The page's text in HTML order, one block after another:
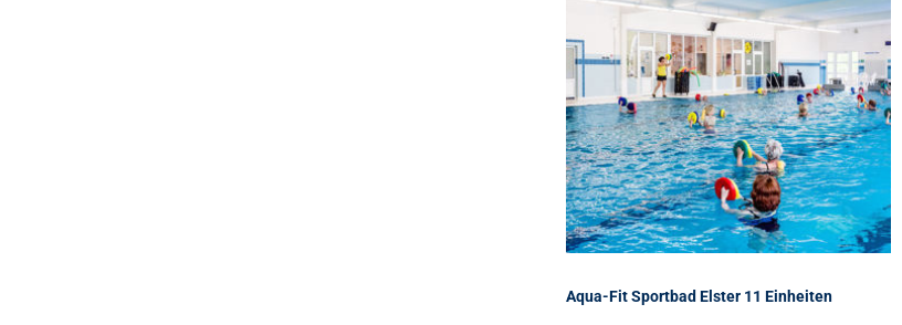
Aqua-Fit Sportbad Elster 11 Einheiten